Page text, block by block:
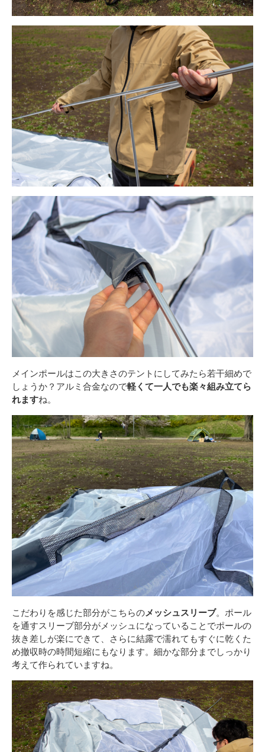
メインポールはこの大きさのテントにしてみたら若干細めで
しょうか？アルミ合金なので軽くて一人でも楽々組み立てら
れますね。
こだわりを感じた部分がこちらのメッシュスリーブ。ポール
を通すスリーブ部分がメッシュになっていることでポールの
抜き差しが楽にできて、さらに結露で濡れてもすぐに乾くた
め撤収時の時間短縮にもなります。細かな部分までしっかり
考えて作られていますね。